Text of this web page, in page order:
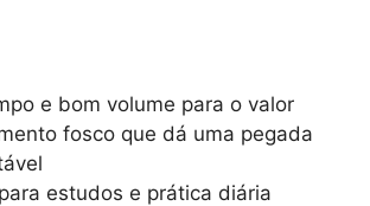
e bom volume para o valor
fosco que dá uma pegada
estudos e prática diária